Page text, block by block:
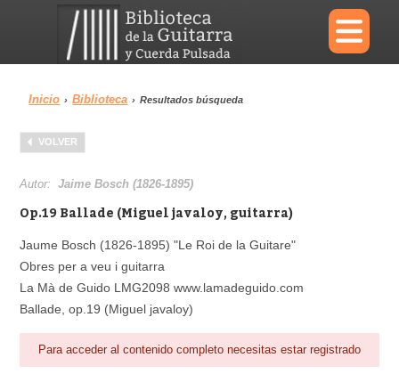
×
Menu
Biblioteca
Área personal
Inicio › Biblioteca › Resultados búsqueda
VOLVER
Autor:Jaime Bosch (1826-1895)
Op.19 Ballade (Miguel javaloy, guitarra)
Jaume Bosch (1826-1895) "Le Roi de la Guitare"
Obres per a veu i guitarra
La Mà de Guido LMG2098 www.lamadeguido.com
Ballade, op.19 (Miguel javaloy)
Para acceder al contenido completo necesitas estar registrado